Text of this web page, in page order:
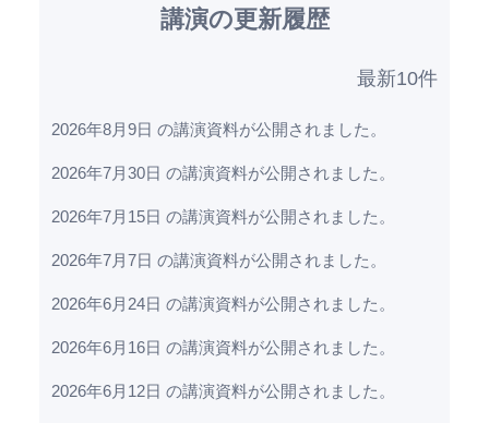
講演の更新履歴
最新10件
2026年8月9日 の講演資料が公開されました。
2026年7月30日 の講演資料が公開されました。
2026年7月15日 の講演資料が公開されました。
2026年7月7日 の講演資料が公開されました。
2026年6月24日 の講演資料が公開されました。
2026年6月16日 の講演資料が公開されました。
2026年6月12日 の講演資料が公開されました。